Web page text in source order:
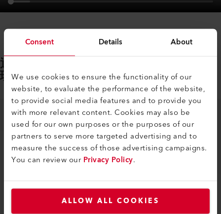
Consent Details About
We use cookies to ensure the functionality of our
website, to evaluate the performance of the website,
to provide social media features and to provide you
with more relevant content. Cookies may also be
used for our own purposes or the purposes of our
partners to serve more targeted advertising and to
measure the success of those advertising campaigns.
You can review ourPrivacy Policy.
ALLOW ALL COOKIES
通过myLeister应用程序使用配置管
理。